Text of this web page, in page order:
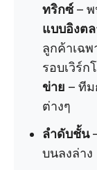
ทริกซ์– พ
แบบอิงต
ลูกค้าเฉพ
รอบเวิร์
ข่าย – ที
ต่างๆ
ลำดับชั้น
บนลงล่าง